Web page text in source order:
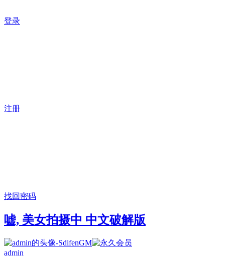
登录
注册
找回密码
嘘, 美女拍摄中 中文破解版
admin